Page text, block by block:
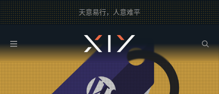
天意易行，人意难平
2BROEARの last edit record Tag